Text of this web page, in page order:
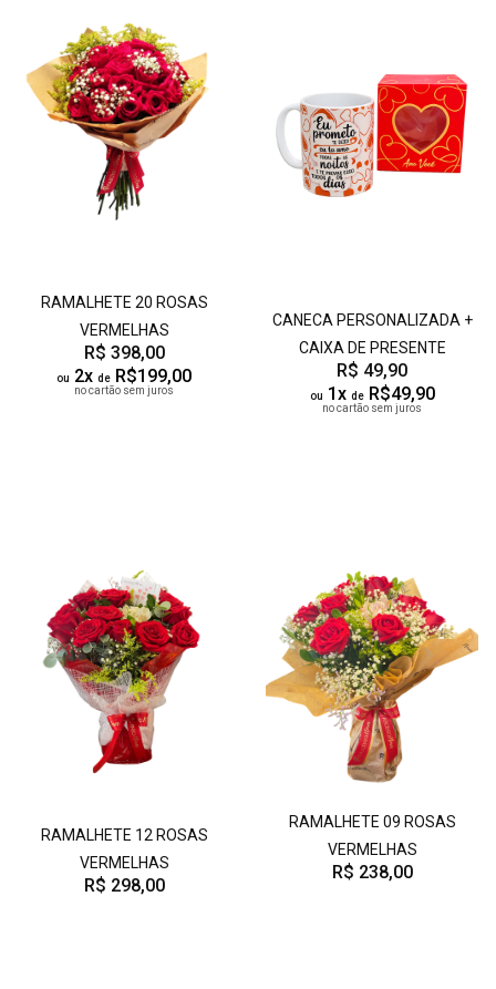
RAMALHETE 20 ROSAS
VERMELHAS
R$ 398,00
ou 2x de R$199,00
no cartão sem juros
CANECA PERSONALIZADA +
CAIXA DE PRESENTE
R$ 49,90
ou 1x de R$49,90
no cartão sem juros
RAMALHETE 12 ROSAS
VERMELHAS
R$ 298,00
RAMALHETE 09 ROSAS
VERMELHAS
R$ 238,00